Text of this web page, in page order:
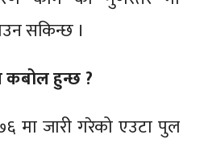
सकिन्छ ।
कबोल हुन्छ ?
मा जारी गरेको एउटा पुल